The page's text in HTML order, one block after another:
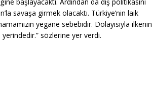
savaşa girmek olacaktı. Türkiye’nin laik
yegane sebebidir. Dolayısıyla ilkenin
sözlerine yer verdi.